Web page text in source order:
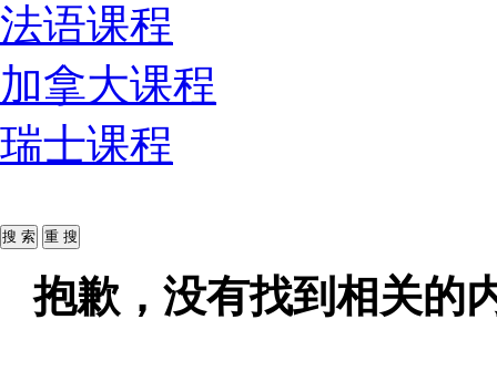
法语课程
加拿大课程
瑞士课程
抱歉，没有找到相关的